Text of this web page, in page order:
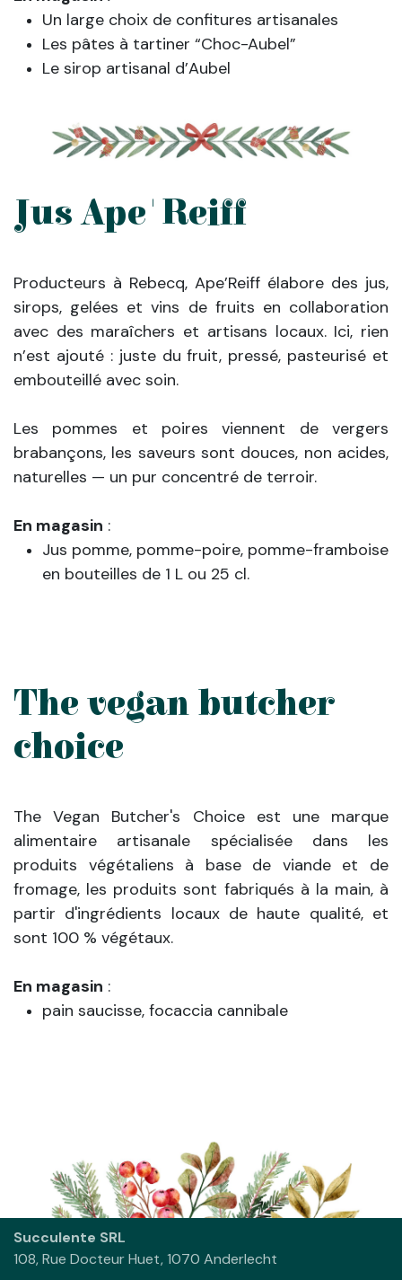
Un large choix de confitures artisanales
Les pâtes à tartiner “Choc-Aubel”
Le sirop artisanal d’Aubel
Jus Ape'Reiff
Producteurs à Rebecq, Ape’Reiff élabore des jus,
sirops, gelées et vins de fruits en collaboration
avec des maraîchers et artisans locaux. Ici, rien
n’est ajouté : juste du fruit, pressé, pasteurisé et
embouteillé avec soin.
Les pommes et poires viennent de vergers
brabançons, les saveurs sont douces, non acides,
naturelles — un pur concentré de terroir.
En magasin :
Jus pomme, pomme-poire, pomme-framboise
en bouteilles de 1 L ou 25 cl.
The vegan butcher
choice
The Vegan Butcher's Choice est une marque
alimentaire artisanale spécialisée dans les
produits végétaliens à base de viande et de
fromage, les produits sont fabriqués à la main, à
partir d'ingrédients locaux de haute qualité, et
sont 100 % végétaux.
En magasin :
pain saucisse, focaccia cannibale
Succulente SRL
108, Rue Docteur Huet, 1070 Anderlecht